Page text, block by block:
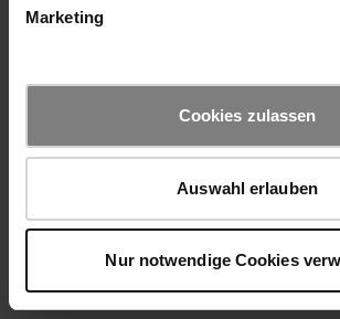
Marketing
Cookies zulassen
Auswahl erlauben
Nur notwendige Cookies